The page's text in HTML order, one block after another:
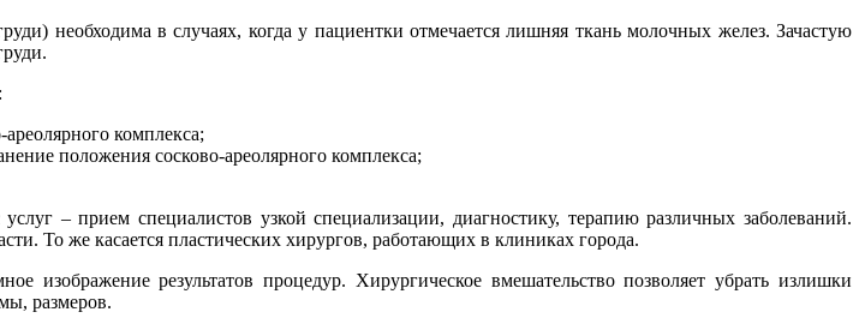
необходима в случаях, когда у пациентки отмечается лишняя ткань молочных желез. Зачастую
комплекса;
положения сосково-ареолярного комплекса;
– прием специалистов узкой специализации, диагностику, терапию различных заболеваний.
То же касается пластических хирургов, работающих в клиниках города.
изображение результатов процедур. Хирургическое вмешательство позволяет убрать излишки
размеров.